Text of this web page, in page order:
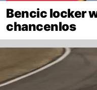
Bencic locker
chancenlos